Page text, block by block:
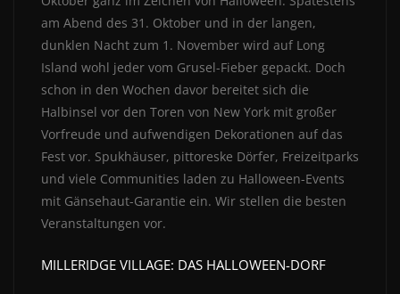
am Abend des 31. Oktober und in der langen,
dunklen Nacht zum 1. November wird auf Long
Island wohl jeder vom Grusel-Fieber gepackt. Doch
schon in den Wochen davor bereitet sich die
Halbinsel vor den Toren von New York mit großer
Vorfreude und aufwendigen Dekorationen auf das
Fest vor. Spukhäuser, pittoreske Dörfer, Freizeitparks
und viele Communities laden zu Halloween-Events
mit Gänsehaut-Garantie ein. Wir stellen die besten
Veranstaltungen vor.
MILLERIDGE VILLAGE: DAS HALLOWEEN-DORF